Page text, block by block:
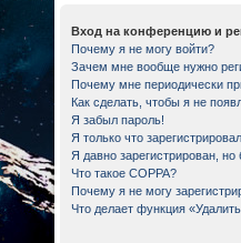
Вход на конференцию и
Почему я не могу войти?
Зачем мне вообще нужно
Почему мне периодически
Как сделать, чтобы я не
Я забыл пароль!
Я только что
Я давно зарегистрирован,
Что такое COPPA?
Почему я не могу
Что делает функция